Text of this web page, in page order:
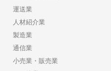
運送業
人材紹介業
製造業
通信業
小売業・販売業